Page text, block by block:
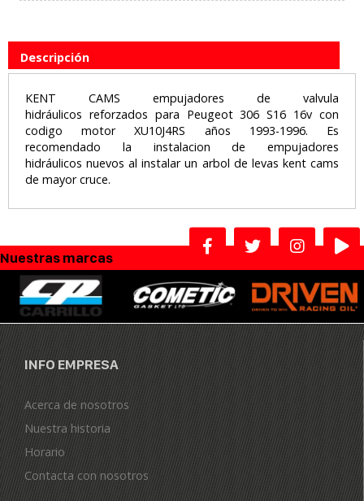
Descripción
KENT CAMS empujadores de valvula
hidráulicos reforzados para Peugeot 306 S16 16v con
codigo motor XU10J4RS años 1993-1996. Es
recomendado la instalacion de empujadores
hidráulicos nuevos al instalar un arbol de levas kent cams
de mayor cruce.
Nuestras marcas
INFO EMPRESA
Acerca de nosotros
Nuestra historia
Horario
Contacta con nosotros